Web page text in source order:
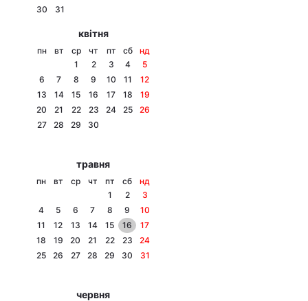
Головна
Економіка
Спорт
Техно і зв'язок
30
31
квітня
пн вт ср чт пт сб
нд
1
2 3 4
5
6
7 8 9 10 11
12
13
14 15 16 17 18
19
20
21 22 23 24 25
26
27
28 29 30
травня
пн вт ср чт пт сб
нд
1
2
3
4
5 6 7 8 9
10
11
12 13 14 15 16
17
18
19 20 21 22 23
24
25
26 27 28 29 30 31
червня